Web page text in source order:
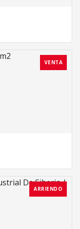
VENTA
ARRIENDO